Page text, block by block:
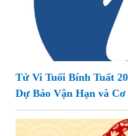
Tử Vi Tuổi Bính Tuất
Dự Báo Vận Hạn và